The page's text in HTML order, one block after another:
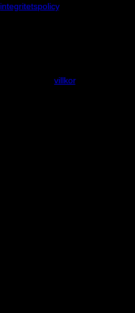
integritetspolicy.
villkor.